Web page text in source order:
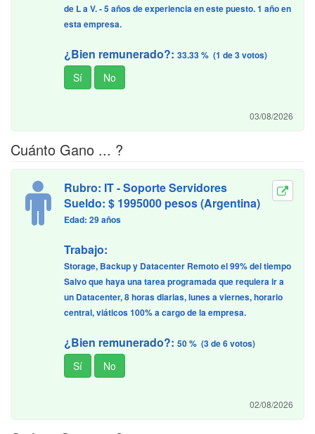
de L a V. - 5 años de experiencia en este puesto. 1 año en
esta empresa.
¿Bien remunerado?: 33.33 % (1 de 3 votos)
03/08/2026
Cuánto Gano ... ?
Rubro: IT - Soporte Servidores
Sueldo: $ 1995000 pesos (Argentina)
Edad: 29 años
Trabajo:
Storage, Backup y Datacenter Remoto el 99% del tiempo
Salvo que haya una tarea programada que requiera ir a
un Datacenter, 8 horas diarias, lunes a viernes, horario
central, viáticos 100% a cargo de la empresa.
¿Bien remunerado?: 50 % (3 de 6 votos)
02/08/2026